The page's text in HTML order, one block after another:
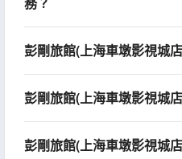
彭剛旅館(上海車墩影視城
彭剛旅館(上海車墩影視城
彭剛旅館(上海車墩影視城